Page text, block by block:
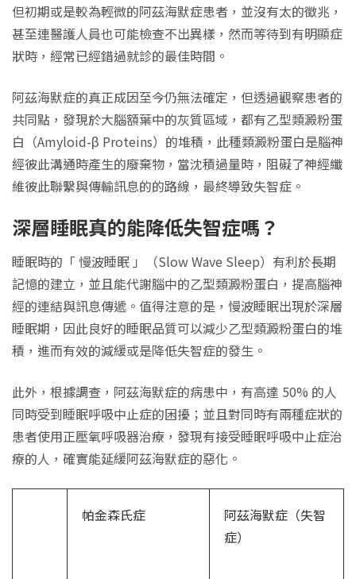
但初期或是較為輕微的阿茲海默症患者，並沒有太的徵兆，
甚至連醫護人員也可能檢查不出異樣，然而等待到有明顯症
狀時，經常已經錯過就診的最佳時間。
阿茲海默症的真正成因至今仍無法確定，但透過觀察患者的
共同點，發現於大腦額葉中的灰質區域，都有乙型類澱粉蛋
白（Amyloid-β Proteins）的堆積，此種類澱粉蛋白是腦神
經彼此溝通時產生的廢棄物，當沈積過量時，阻礙了神經纖
維彼此聯繫與傳輸訊息的的路線，最終導致失智症。
深層睡眠真的能降低失智症嗎？
睡眠時的「 慢波睡眠 」（Slow Wave Sleep）有利於長期
記憶的建立，並且能代謝腦中的乙型類澱粉蛋白，提高腦神
經的連結與訊息傳遞。值得注意的是，慢波睡眠出現於深層
睡眠期，因此良好的睡眠品質可以減少乙型類澱粉蛋白的堆
積，進而有效的減緩或是降低失智症的發生。
此外，根據調查，阿茲海默症的病患中，有高達 50% 的人
同時受到睡眠呼吸中止症的困擾；並且對同時有兩種症狀的
患者使用正壓氧呼吸器治療，發現有接受睡眠呼吸中止症治
療的人，確實能延緩阿茲海默症的惡化。
帕金森氏症
阿茲海默症（失智
症）